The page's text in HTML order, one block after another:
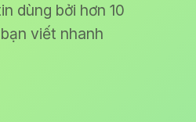
dùng bởi hơn 10
viết nhanh